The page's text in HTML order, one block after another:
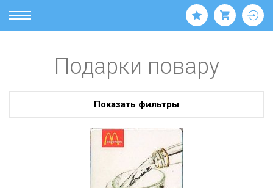
Подарки повару
Показать фильтры